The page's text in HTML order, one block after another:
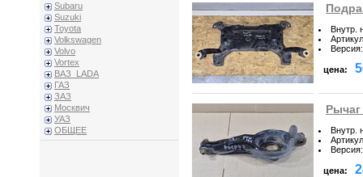
Subaru
Suzuki
Toyota
Volkswagen
Volvo
Vortex
ВАЗ_LADA
ГАЗ
ЗАЗ
Москвич
УАЗ
ОБЩЕЕ
Внутр.
Артикул
Версия:
цена:
Внутр.
Артикул
Версия:
цена: